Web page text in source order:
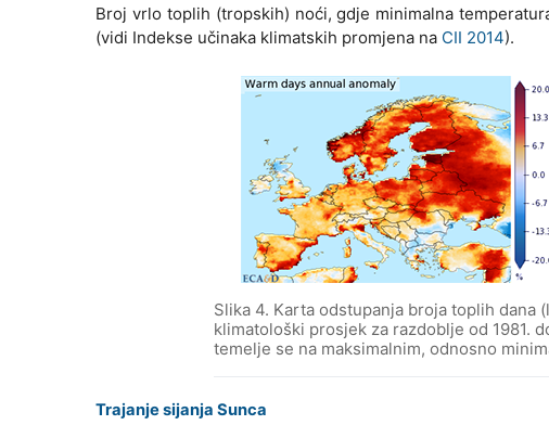
Broj vrlo toplih (tropskih) noći, gdje minimalna
(vidi Indekse učinaka klimatskih promjena na CII 2014).
Slika 4. Karta odstupanja broja toplih dana
klimatološki prosjek za razdoblje od 1981.
temelje se na maksimalnim, odnosno
Trajanje sijanja Sunca